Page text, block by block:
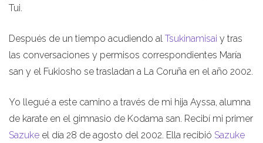
Tui.
Después de un tiempo acudiendo al Tsukinamisai y tras
las conversaciones y permisos correspondientes María
san y el Fukiosho se trasladan a La Coruña en el año 2002.
Yo llegué a este camino a través de mi hija Ayssa, alumna
de karate en el gimnasio de Kodama san. Recibí mi primer
Sazuke el día 28 de agosto del 2002. Ella recibió Sazuke